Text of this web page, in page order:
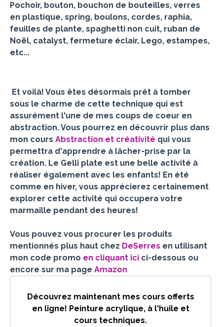
Pochoir, bouton, bouchon de bouteilles, verres
en plastique, spring, boulons, cordes, raphia,
feuilles de plante, spaghetti non cuit, ruban de
Noël, catalyst, fermeture éclair, Lego, estampes,
etc...
Et voilà! Vous êtes désormais prêt à tomber
sous le charme de cette technique qui est
assurément l'une de mes coups de coeur en
abstraction. Vous pourrez en découvrir plus dans
mon cours Abstraction et créativité qui vous
permettra d'apprendre à lâcher-prise par la
création. Le Gelli plate est une belle activité à
réaliser également avec les enfants! En été
comme en hiver, vous apprécierez certainement
explorer cette activité qui occupera votre
marmaille pendant des heures!
Vous pouvez vous procurer les produits
mentionnés plus haut chez DeSerres en utilisant
mon code promo en cliquant ici ci-dessous ou
encore sur ma page Amazon
Découvrez maintenant mes cours offerts
en ligne! Peinture acrylique, à l'huile et
cours techniques.